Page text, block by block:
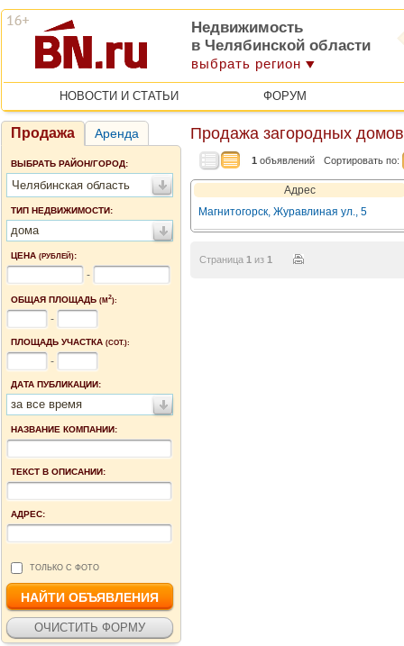
Недвижимость
в Челябинской области
выбрать регион
НОВОСТИ И СТАТЬИ ФОРУМ
Продажа Аренда
ВЫБРАТЬ РАЙОН/ГОРОД:
Челябинская область
ТИП НЕДВИЖИМОСТИ:
дома
ЦЕНА (РУБЛЕЙ):
-
ОБЩАЯ ПЛОЩАДЬ (М2):
-
ПЛОЩАДЬ УЧАСТКА (СОТ.):
-
ДАТА ПУБЛИКАЦИИ:
за все время
НАЗВАНИЕ КОМПАНИИ:
ТЕКСТ В ОПИСАНИИ:
АДРЕС:
ТОЛЬКО С ФОТО
Продажа загородных
1 объявлений Сортировать по:
Адрес
Магнитогорск, Журавлиная ул., 5
Страница 1 из 1